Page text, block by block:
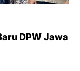
DPW Jawa